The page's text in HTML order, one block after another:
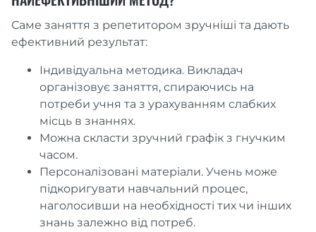
Саме заняття з репетитором зручніші та дають
ефективний результат:
Індивідуальна методика. Викладач
організовує заняття, спираючись на
потреби учня та з урахуванням слабких
місць в знаннях.
Можна скласти зручний графік з гнучким
часом.
Персоналізовані матеріали. Учень може
підкоригувати навчальний процес,
наголосивши на необхідності тих чи інших
знань залежно від потреб.